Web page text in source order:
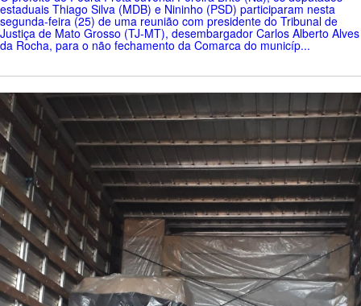
estaduais Thiago Silva (MDB) e Nininho (PSD) participaram nesta
segunda-feira (25) de uma reunião com presidente do Tribunal de
Justiça de Mato Grosso (TJ-MT), desembargador Carlos Alberto Alves
da Rocha, para o não fechamento da Comarca do municíp...